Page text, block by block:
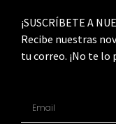
¡SUSCRÍBETE A
Recibe nuestras
tu correo. ¡No te lo